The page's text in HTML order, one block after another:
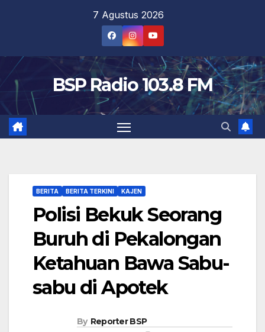
7 Agustus 2026
BSP Radio 103.8 FM
BERITA BERITA TERKINI KAJEN
Polisi Bekuk Seorang
Buruh di Pekalongan
Ketahuan Bawa Sabu-
sabu di Apotek
By Reporter BSP